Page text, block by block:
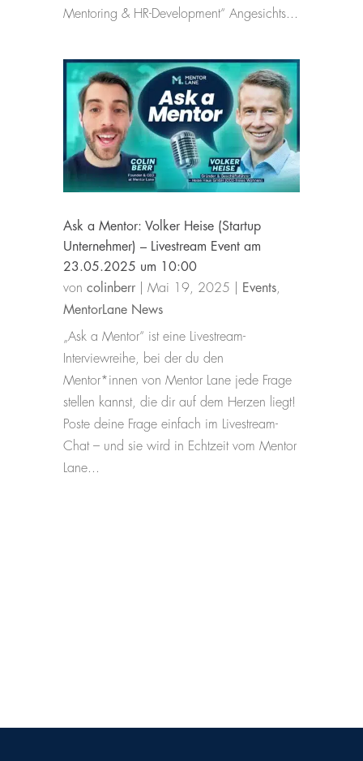
Mentoring & HR-Development“ Angesichts...
Ask a Mentor: Volker Heise (Startup
Unternehmer) – Livestream Event am
23.05.2025 um 10:00
voncolinberr |Mai 19, 2025 Events
MentorLane News
„Ask a Mentor“ ist eine Livestream-
Interviewreihe, bei der du den
Mentor*innen von Mentor Lane jede Frage
stellen kannst, die dir auf dem Herzen liegt!
Poste deine Frage einfach im Livestream-
Chat – und sie wird in Echtzeit vom Mentor
Lane...